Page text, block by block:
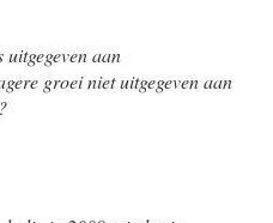
aan
groei niet uitgegeven aan